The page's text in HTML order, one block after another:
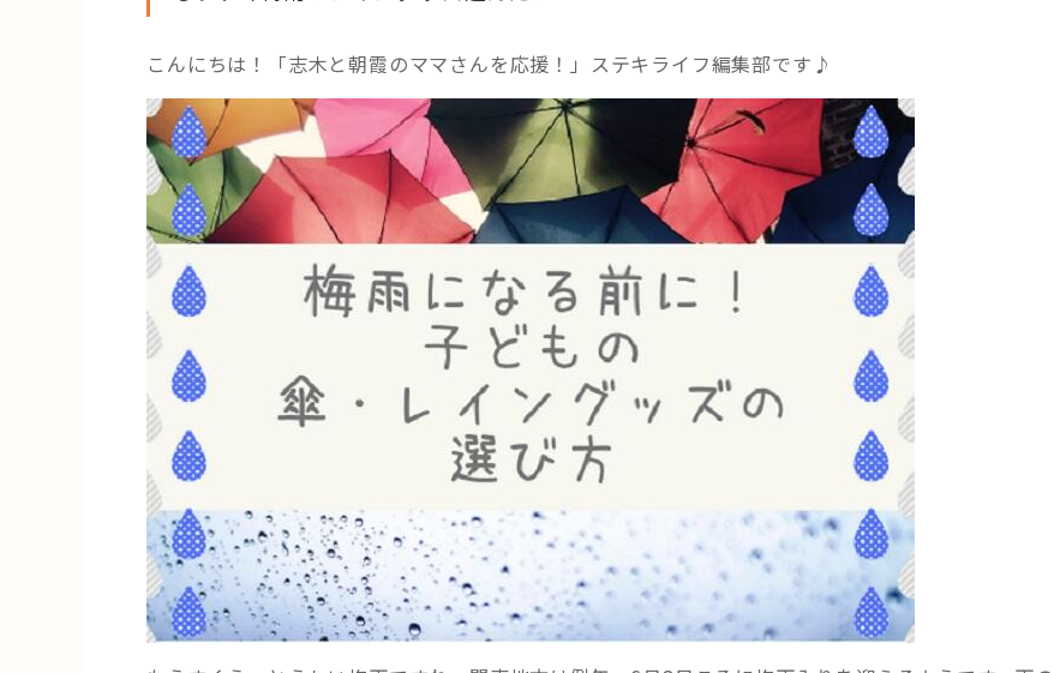
こんにちは！「志木と朝霞のママさんを応援！」ステキライフ編集部です♪